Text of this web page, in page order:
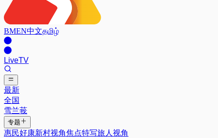
BMEN中文தமிழ்
LiveTV
最新
全国
雪兰莪
专题
惠民好康新村视角焦点特写旅人视角